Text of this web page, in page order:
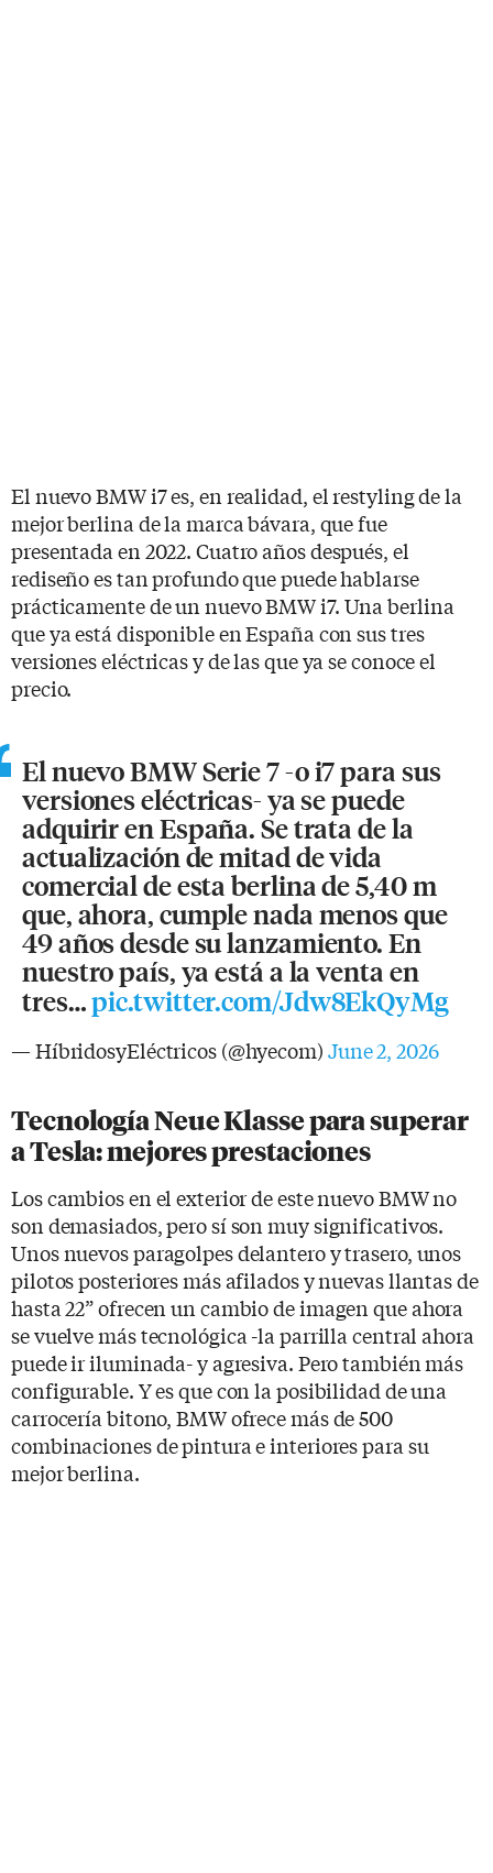
El nuevo BMW i7 es, en realidad, el restyling de la
mejor berlina de la marca bávara, que fue
presentada en 2022. Cuatro años después, el
rediseño es tan profundo que puede hablarse
prácticamente de un nuevo BMW i7. Una berlina
que ya está disponible en España con sus tres
versiones eléctricas y de las que ya se conoce el
precio.
El nuevo BMW Serie 7 -o i7 para sus
versiones eléctricas- ya se puede
adquirir en España. Se trata de la
actualización de mitad de vida
comercial de esta berlina de 5,40 m
que, ahora, cumple nada menos que
49 años desde su lanzamiento. En
nuestro país, ya está a la venta en
tres…pic.twitter.com/Jdw8EkQyMg
— HíbridosyEléctricos (@hyecom)June 2, 2026
Tecnología Neue Klasse para superar
a Tesla: mejores prestaciones
Los cambios en el exterior de este nuevo BMW no
son demasiados, pero sí son muy significativos.
Unos nuevos paragolpes delantero y trasero, unos
pilotos posteriores más afilados y nuevas llantas de
hasta 22” ofrecen un cambio de imagen que ahora
se vuelve más tecnológica -la parrilla central ahora
puede ir iluminada- y agresiva. Pero también más
configurable. Y es que con la posibilidad de una
carrocería bitono, BMW ofrece más de 500
combinaciones de pintura e interiores para su
mejor berlina.